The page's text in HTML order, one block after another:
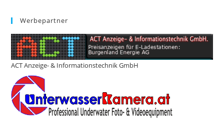
Werbepartner
ACT Anzeige- & Informationstechnik GmbH